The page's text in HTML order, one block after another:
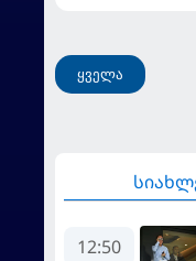
ყველა
12:50